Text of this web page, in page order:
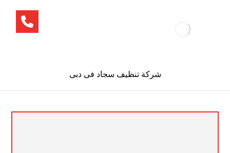
شركة تنظيف سجاد فى دبى